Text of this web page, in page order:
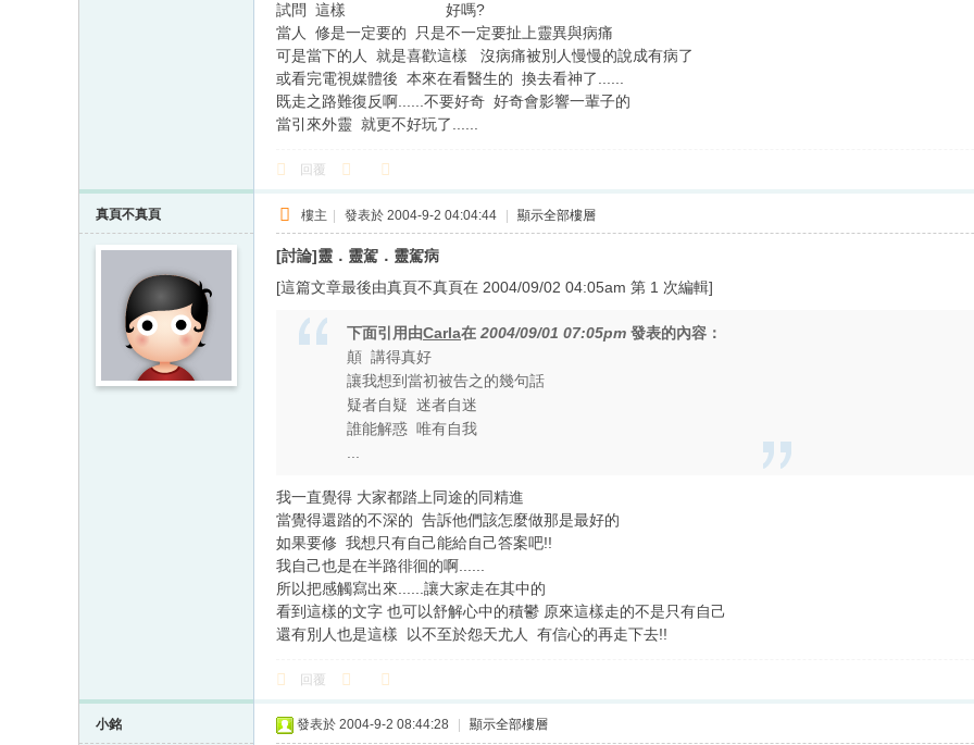
試問 這樣 好嗎?
當人 修是一定要的 只是不一定要扯上靈異與病痛
可是當下的人 就是喜歡這樣 沒病痛被別人慢慢的說成有病了
或看完電視媒體後 本來在看醫生的 換去看神了......
既走之路難復反啊......不要好奇 好奇會影響一輩子的
當引來外靈 就更不好玩了......
回覆
真頁不真頁 樓主 | 發表於 2004-9-2 04:04:44 | 顯示全部樓層
[討論]靈．靈駕．靈駕病
[這篇文章最後由真頁不真頁在 2004/09/02 04:05am 第 1 次編輯]
下面引用由Carla在 2004/09/01 07:05pm 發表的內容：
顛 講得真好
讓我想到當初被告之的幾句話
疑者自疑 迷者自迷
誰能解惑 唯有自我
我一直覺得 大家都踏上同途的同精進
當覺得還踏的不深的 告訴他們該怎麼做那是最好的
如果要修 我想只有自己能給自己答案吧!!
我自己也是在半路徘徊的啊......
所以把感觸寫出來......讓大家走在其中的
看到這樣的文字 也可以舒解心中的積鬱 原來這樣走的不是只有自己
還有別人也是這樣 以不至於怨天尤人 有信心的再走下去!!
回覆
小銘 發表於 2004-9-2 08:44:28 顯示全部樓層